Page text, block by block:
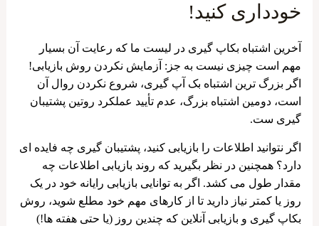
خودداری کنید!
آخرین اشتباه بکاپ گیری در لیست ما که رعایت آن بسیار
مهم است چیزی نیست به جز: آزمایش نکردن روش بازیابی!
اگر بزرگ ‌ترین اشتباه بک آپ ‌گیری، شروع نکردن روال آن
است، دومین اشتباه بزرگ، عدم تأیید عملکرد روتین پشتیبان
‌گیری ست.
اگر نتوانید اطلاعات را بازیابی کنید، پشتیبان گیری چه فایده ای
دارد؟ همچنین در نظر بگیرید که روند بازیابی اطلاعات چه
مقدار طول می کشد. اگر به توانایی بازیابی رایانه خود در یک
روز یا کمتر نیاز دارید تا از کارهای مهم خود مطلع شوید، روش
بکاپ گیری و بازیابی آنلاین که چندین روز (یا حتی هفته ها!)